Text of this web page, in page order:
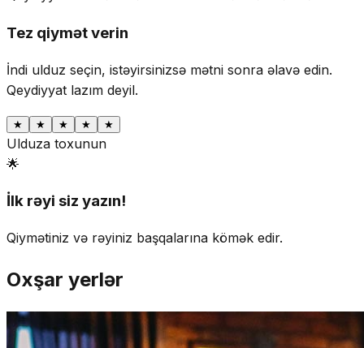
Tez qiymət verin
İndi ulduz seçin, istəyirsinizsə mətni sonra əlavə edin.
Qeydiyyat lazım deyil.
★ ★ ★ ★ ★
Ulduza toxunun
🌟
İlk rəyi siz yazın!
Qiymətiniz və rəyiniz başqalarına kömək edir.
Oxşar yerlər